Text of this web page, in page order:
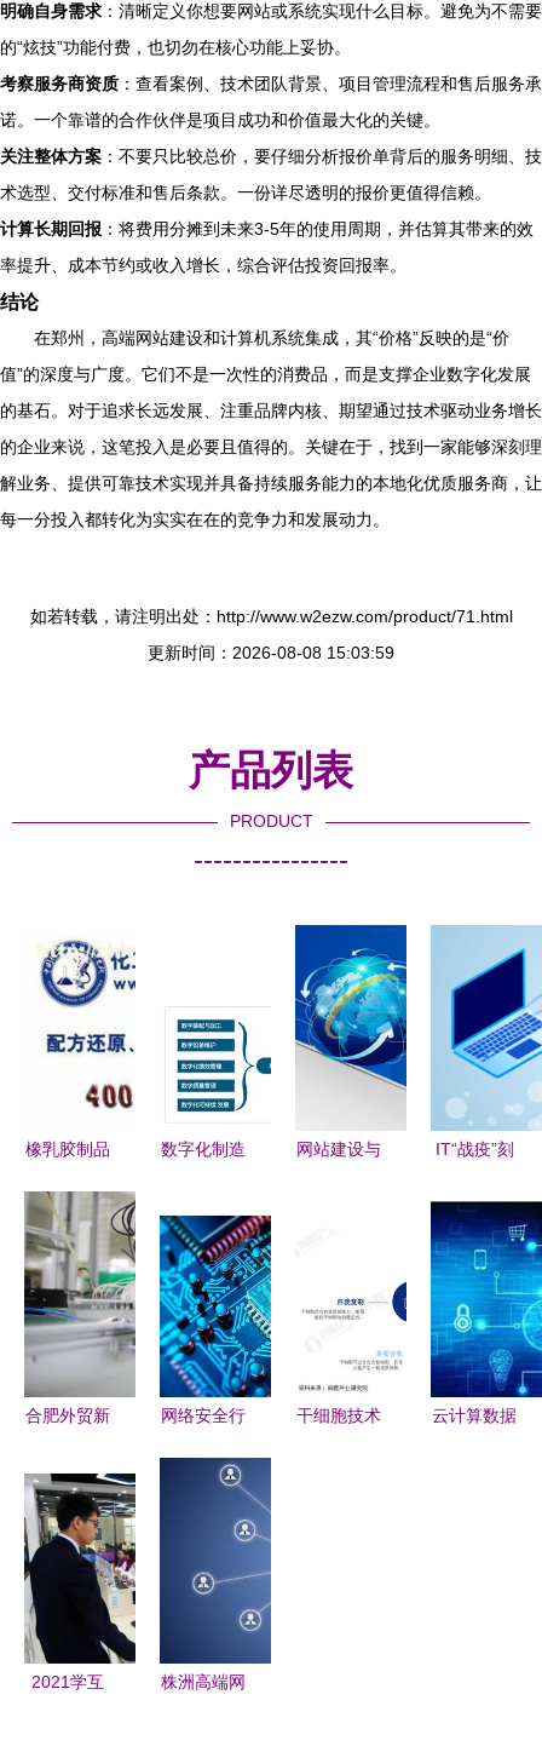
明确自身需求 ：清晰定义你想要网站或系统实现什么目标。避免为不需要
的“炫技”功能付费，也切勿在核心功能上妥协。
考察服务商资质 ：查看案例、技术团队背景、项目管理流程和售后服务承
诺。一个靠谱的合作伙伴是项目成功和价值最大化的关键。
关注整体方案 ：不要只比较总价，要仔细分析报价单背后的服务明细、技
术选型、交付标准和售后条款。一份详尽透明的报价更值得信赖。
计算长期回报 ：将费用分摊到未来3-5年的使用周期，并估算其带来的效
率提升、成本节约或收入增长，综合评估投资回报率。
结论
在郑州，高端网站建设和计算机系统集成，其“价格”反映的是“价
值”的深度与广度。它们不是一次性的消费品，而是支撑企业数字化发展
的基石。对于追求长远发展、注重品牌内核、期望通过技术驱动业务增长
的企业来说，这笔投入是必要且值得的。关键在于，找到一家能够深刻理
解业务、提供可靠技术实现并具备持续服务能力的本地化优质服务商，让
每一分投入都转化为实实在在的竞争力和发展动力。
如若转载，请注明出处：http://www.w2ezw.com/product/71.html
更新时间：2026-08-08 15:03:59
产品列表
PRODUCT
----------------
橡乳胶制品
价格、厂家
与供应商的
核心价值
数字化制造
塔工厂引领
全价值链技
术变革与网
络技术创新
网站建设与
的核心引擎
IT“战疫”刻
业级远程桌
面选型指南
合肥外贸新
值破200
亿，网站建
设助力经济
网络安全行
兴领域分析
IoT、AI与
的技术演进
干细胞技术
云计算数据
2021学互
株洲高端网